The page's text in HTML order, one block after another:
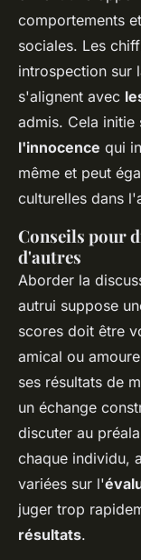
comportements
sociales. Les
introspection sur
s'alignent avec
admis. Cela initie
l'innocence qui
même et peut
culturelles dans
Conseils pour
d'autres
Aborder la
autrui suppose
scores doit être
amical ou
ses résultats de
un échange
discuter au
chaque individu,
variées sur l'
juger trop
résultats.